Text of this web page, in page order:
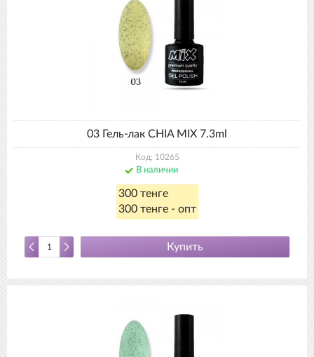
03 Гель-лак CHIA MIX 7.3ml
Код: 10265
В наличии
300 тенге
300 тенге - опт
Купить